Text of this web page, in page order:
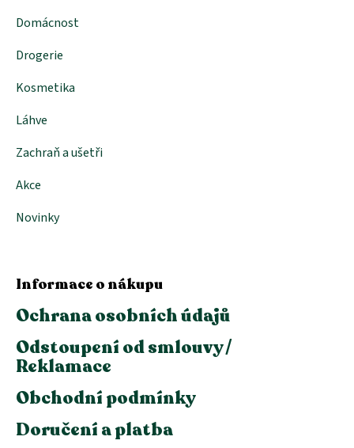
Domácnost
Drogerie
Kosmetika
Láhve
Zachraň a ušetři
Akce
Novinky
Informace o nákupu
Ochrana osobních údajů
Odstoupení od smlouvy /
Reklamace
Obchodní podmínky
Doručení a platba